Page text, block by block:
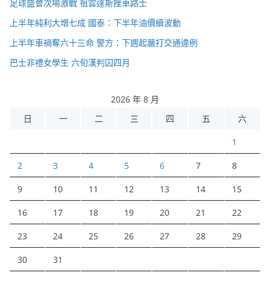
足球盛會次場激戰 祖雲達斯挫車路士
上半年純利大增七成 國泰：下半年油價續波動
上半年車禍奪六十三命 警方：下週起嚴打交通違例
巴士非禮女學生 六旬漢判囚四月
2026 年 8 月
日
一 二 三 四 五 六
1
2 3 4 5 6 7 8
9 10 11 12 13 14 15
16 17 18 19 20 21 22
23 24 25 26 27 28 29
30 31